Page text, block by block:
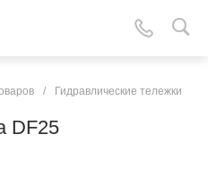
/ Гидравлические тележки
DF25